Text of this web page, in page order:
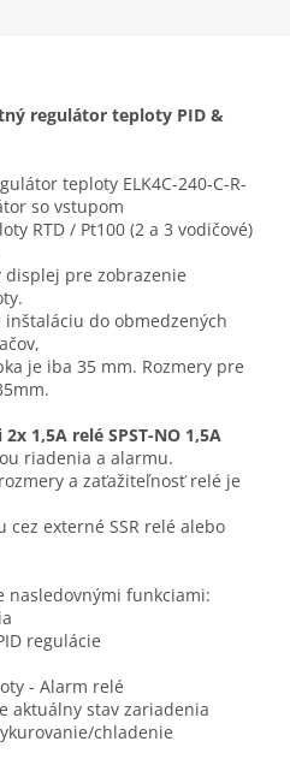
regulátor teploty PID &
teploty ELK4C-240-C-R-
so vstupom
RTD / Pt100 (2 a 3 vodičové)
displej pre zobrazenie
do obmedzených
je iba 35 mm. Rozmery pre
1,5A relé SPST-NO 1,5A
riadenia a alarmu.
a zaťažiteľnosť relé je
externé SSR relé alebo
nasledovnými funkciami:
regulácie
- Alarm relé
aktuálny stav zariadenia
chladenie